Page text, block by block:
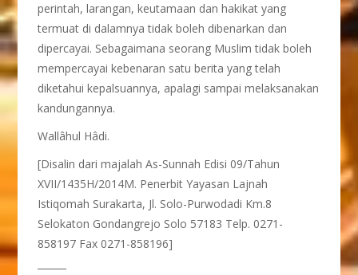
perintah, larangan, keutamaan dan hakikat yang
termuat di dalamnya tidak boleh dibenarkan dan
dipercayai. Sebagaimana seorang Muslim tidak boleh
mempercayai kebenaran satu berita yang telah
diketahui kepalsuannya, apalagi sampai melaksanakan
kandungannya.
Wallâhul Hâdi.
[Disalin dari majalah As-Sunnah Edisi 09/Tahun
XVII/1435H/2014M. Penerbit Yayasan Lajnah
Istiqomah Surakarta, Jl. Solo-Purwodadi Km.8
Selokaton Gondangrejo Solo 57183 Telp. 0271-
858197 Fax 0271-858196]